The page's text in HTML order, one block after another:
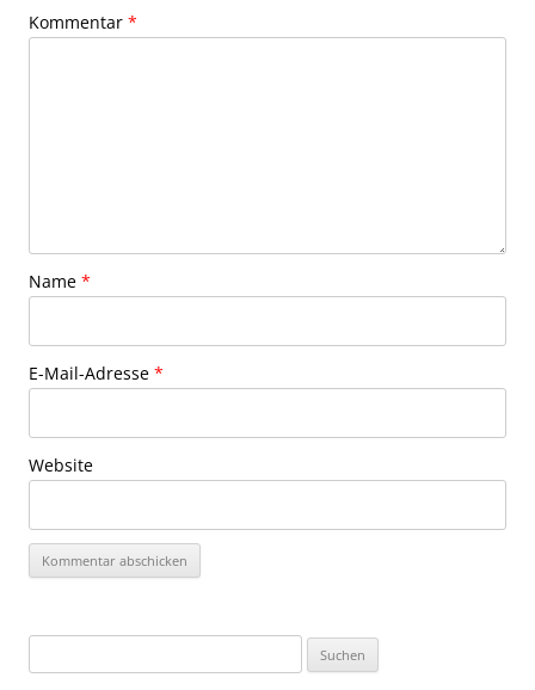
Kommentar *
Name *
E-Mail-Adresse *
Website
nach: